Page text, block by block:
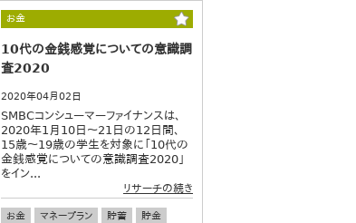
お金
10代の金銭感覚についての意識調
査2020
2020年04月02日
SMBCコンシューマーファイナンスは、
2020年1月10日～21日の12日間、
15歳～19歳の学生を対象に「10代の
金銭感覚についての意識調査2020」
をイン...
リサーチの続き
お金 マネープラン 貯蓄
貯金